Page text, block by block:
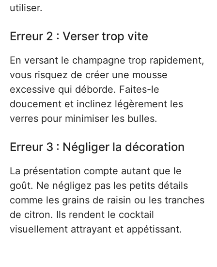
utiliser.
Erreur 2 : Verser trop vite
En versant le champagne trop rapidement,
vous risquez de créer une mousse
excessive qui déborde. Faites-le
doucement et inclinez légèrement les
verres pour minimiser les bulles.
Erreur 3 : Négliger la décoration
La présentation compte autant que le
goût. Ne négligez pas les petits détails
comme les grains de raisin ou les tranches
de citron. Ils rendent le cocktail
visuellement attrayant et appétissant.